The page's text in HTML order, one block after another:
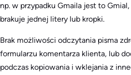
np. w przypadku Gmaila jest to
brakuje jednej litery lub kropki.
Brak możliwości odczytania pisma
formularzu komentarza klienta, lub
podczas kopiowania i wklejania z